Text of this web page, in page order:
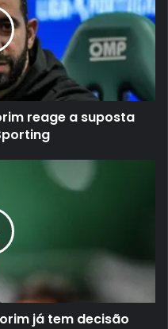
reage a suposta
já tem decisão